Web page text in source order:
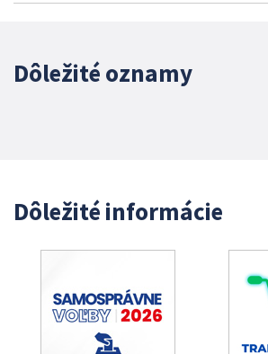
Dôležité oznamy
Dôležité informácie